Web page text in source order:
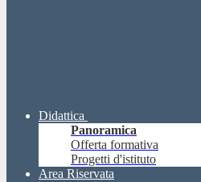
Didattica
Panoramica
Offerta formativa
Progetti d'istituto
Area Riservata